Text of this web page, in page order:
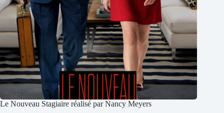
Le Nouveau Stagiaire réalisé par Nancy Meyers